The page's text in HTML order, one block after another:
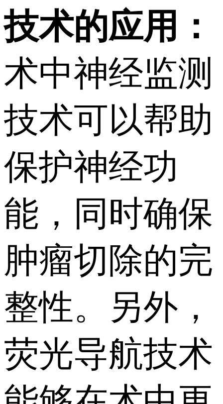
技术的应用：
术中神经监测
技术可以帮助
保护神经功
能，同时确保
肿瘤切除的完
整性。另外，
荧光导航技术